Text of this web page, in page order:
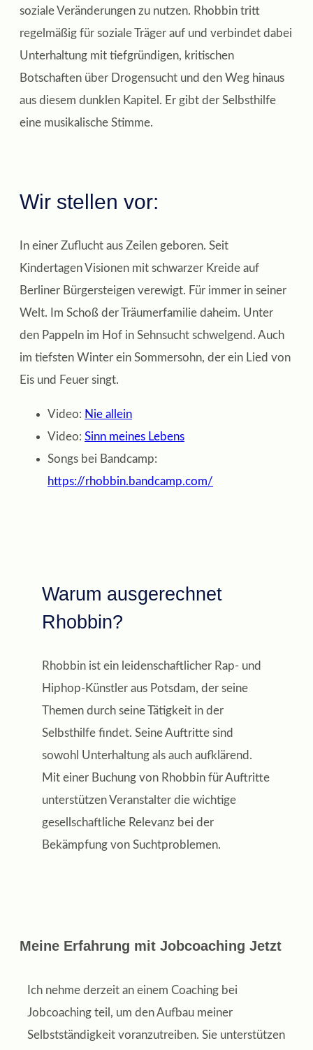
soziale Veränderungen zu nutzen. Rhobbin tritt
regelmäßig für soziale Träger auf und verbindet dabei
Unterhaltung mit tiefgründigen, kritischen
Botschaften über Drogensucht und den Weg hinaus
aus diesem dunklen Kapitel. Er gibt der Selbsthilfe
eine musikalische Stimme.
Wir stellen vor:
In einer Zuflucht aus Zeilen geboren. Seit
Kindertagen Visionen mit schwarzer Kreide auf
Berliner Bürgersteigen verewigt. Für immer in seiner
Welt. Im Schoß der Träumerfamilie daheim. Unter
den Pappeln im Hof in Sehnsucht schwelgend. Auch
im tiefsten Winter ein Sommersohn, der ein Lied von
Eis und Feuer singt.
Video: Nie allein
Video: Sinn meines Lebens
Songs bei Bandcamp:
https://rhobbin.bandcamp.com/
Warum ausgerechnet
Rhobbin?
Rhobbin ist ein leidenschaftlicher Rap- und
Hiphop-Künstler aus Potsdam, der seine
Themen durch seine Tätigkeit in der
Selbsthilfe findet. Seine Auftritte sind
sowohl Unterhaltung als auch aufklärend.
Mit einer Buchung von Rhobbin für Auftritte
unterstützen Veranstalter die wichtige
gesellschaftliche Relevanz bei der
Bekämpfung von Suchtproblemen.
Meine Erfahrung mit Jobcoaching Jetzt
Ich nehme derzeit an einem Coaching bei
Jobcoaching teil, um den Aufbau meiner
Selbstständigkeit voranzutreiben. Sie unterstützen